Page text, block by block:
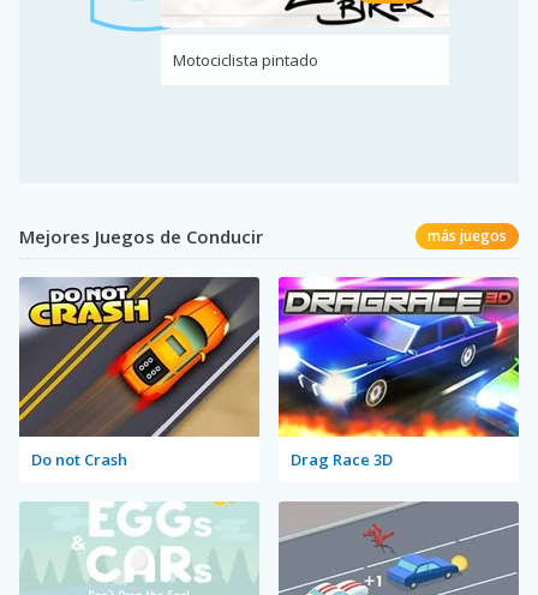
Motociclista pintado
Mejores Juegos de Conducir más juegos
Do not Crash Drag Race 3D